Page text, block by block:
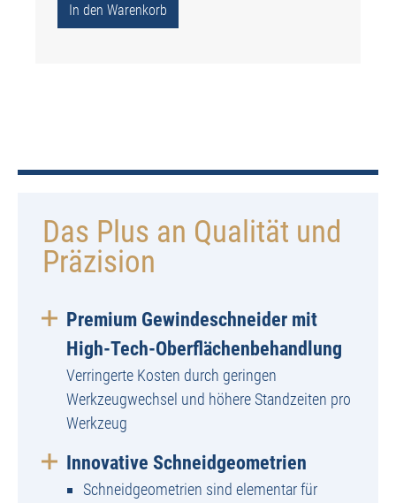
In den Warenkorb
Das Plus an Qualität und
Präzision
Premium Gewindeschneider mit
High-Tech-Oberflächenbehandlung
Verringerte Kosten durch geringen
Werkzeugwechsel und höhere Standzeiten pro
Werkzeug
Innovative Schneidgeometrien
Schneidgeometrien sind elementar für